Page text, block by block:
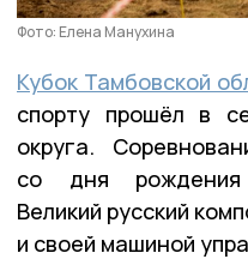
Фото: Елена Манухина
Кубок Тамбовской
спорту прошёл в
округа.
со дня рождения
Великий русский
и своей машиной